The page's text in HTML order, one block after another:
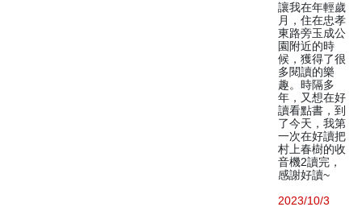
讓我在年輕歲
月，住在忠孝
東路旁玉成公
園附近的時
候，獲得了很
多閱讀的樂
趣。時隔多
年，又想在好
讀看點書，到
了今天，我第
一次在好讀把
村上春樹的收
音機2讀完，
感謝好讀~
2023/10/3